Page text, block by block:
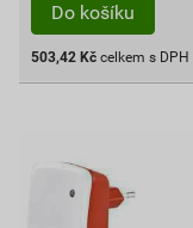
Do košíku
503,42 Kč celkem s DPH